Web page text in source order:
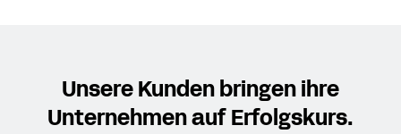
Unsere Kunden bringen ihre
Unternehmen auf Erfolgskurs.